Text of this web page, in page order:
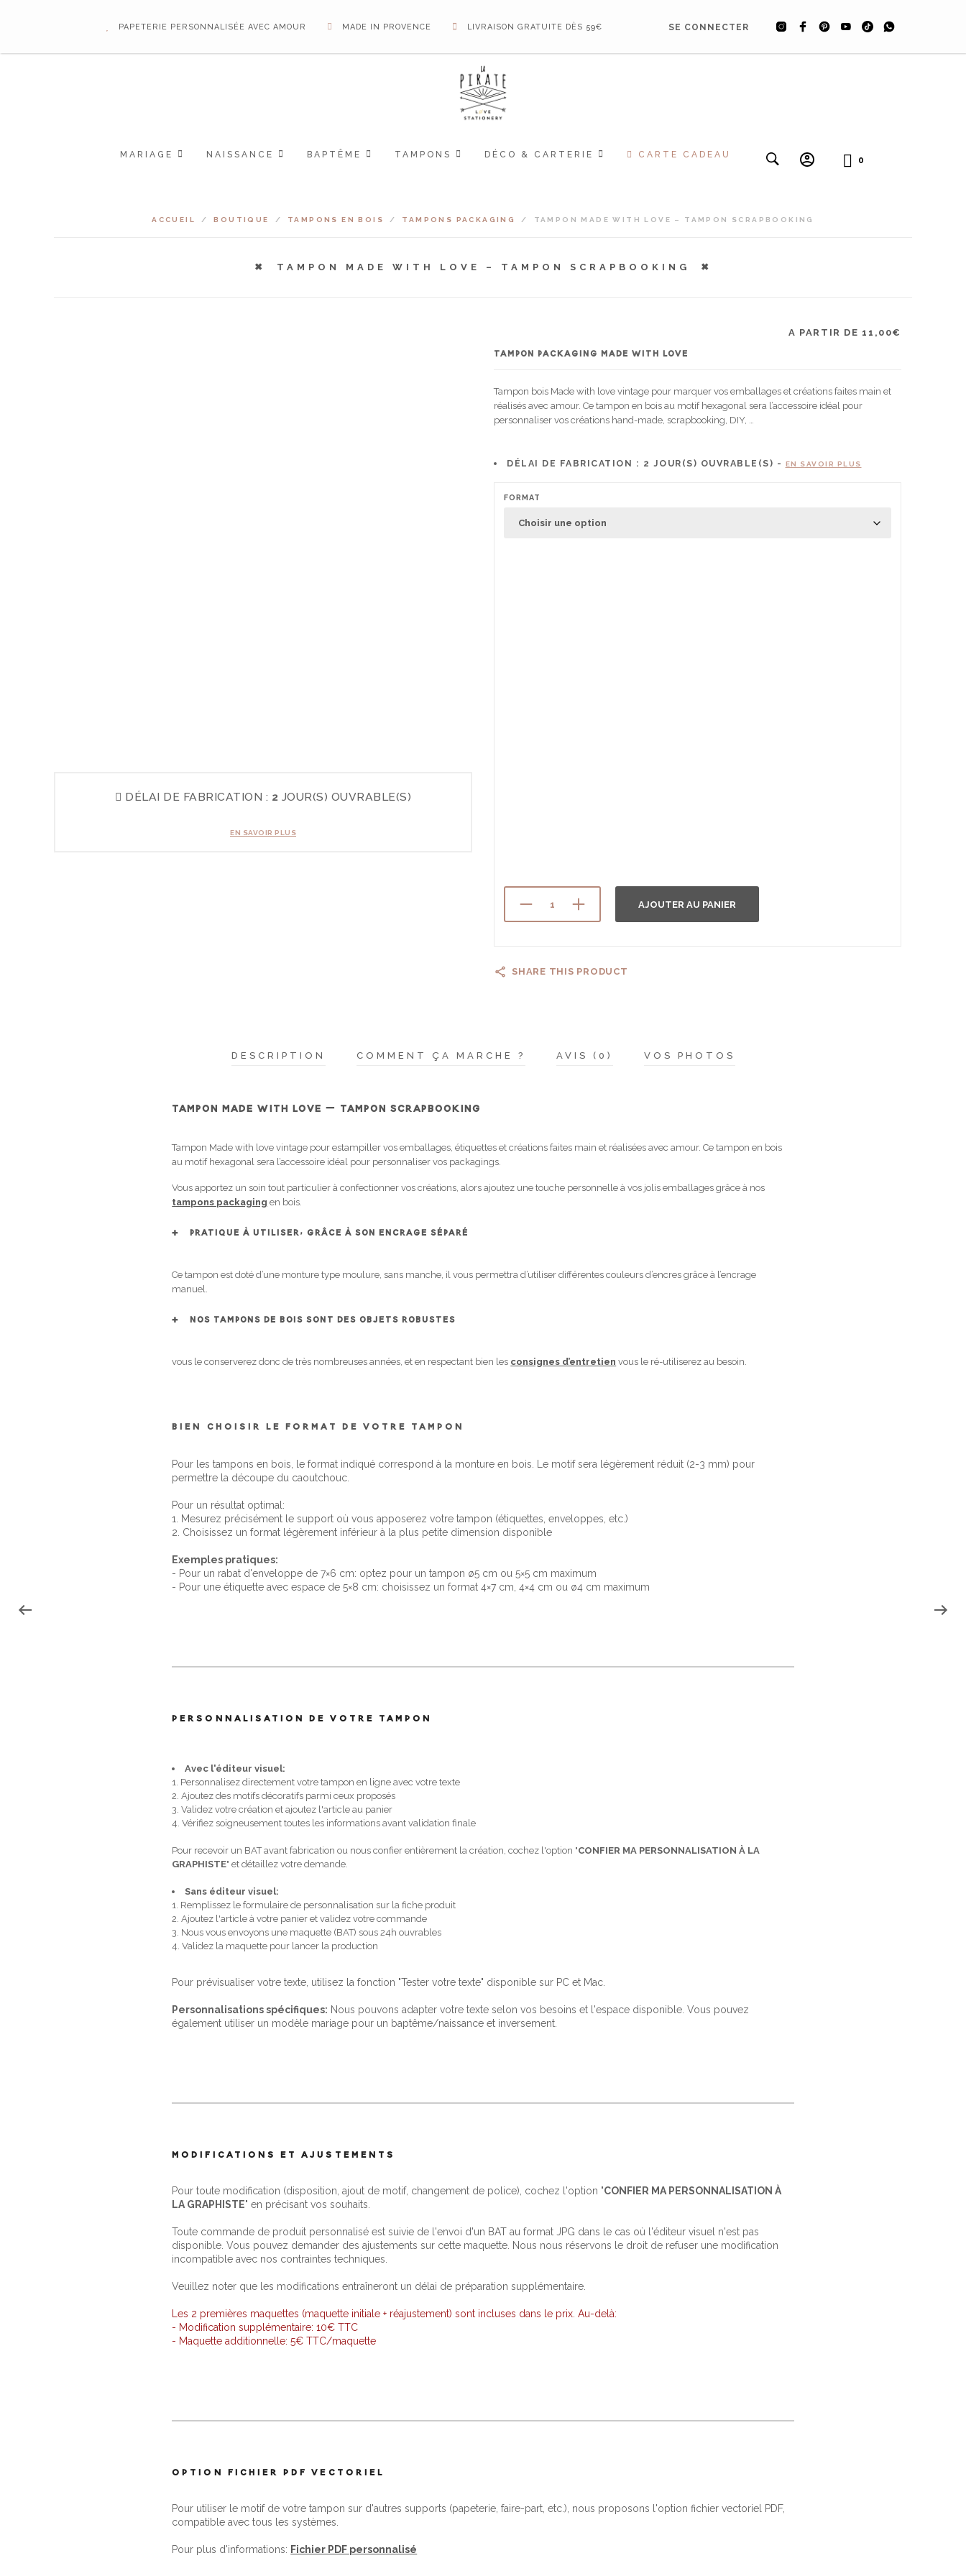
PAPETERIE PERSONNALISÉE AVEC AMOUR MADE IN PROVENCE LIVRAISON GRATUITE DÈS 59€ SE CONNECTER
MARIAGE NAISSANCE BAPTÊME TAMPONS DÉCO & CARTERIE CARTE CADEAU
0
ACCUEIL / BOUTIQUE / TAMPONS EN BOIS / TAMPONS PACKAGING / TAMPON MADE WITH LOVE – TAMPON SCRAPBOOKING
TAMPON MADE WITH LOVE – TAMPON SCRAPBOOKING
DÉLAI DE FABRICATION : 2 JOUR(S) OUVRABLE(S)
EN SAVOIR PLUS
A PARTIR DE 11,00€
TAMPON PACKAGING MADE WITH LOVE
Tampon bois Made with love vintage pour marquer vos emballages et créations faites main et
réalisés avec amour. Ce tampon en bois au motif hexagonal sera l’accessoire idéal pour
personnaliser vos créations hand-made, scrapbooking, DIY, …
DÉLAI DE FABRICATION : 2 JOUR(S) OUVRABLE(S) - EN SAVOIR PLUS
FORMAT
AJOUTER AU PANIER
SHARE THIS PRODUCT
DESCRIPTION COMMENT ÇA MARCHE ? AVIS (0) VOS PHOTOS
TAMPON MADE WITH LOVE – TAMPON SCRAPBOOKING
Tampon Made with love vintage pour estampiller vos emballages, étiquettes et créations faites main et réalisées avec amour. Ce tampon en bois
au motif hexagonal sera l’accessoire idéal pour personnaliser vos packagings.
Vous apportez un soin tout particulier à confectionner vos créations, alors ajoutez une touche personnelle à vos jolis emballages grâce à nos
tampons packaging en bois.
PRATIQUE À UTILISER, GRÂCE À SON ENCRAGE SÉPARÉ
Ce tampon est doté d’une monture type moulure, sans manche, il vous permettra d’utiliser différentes couleurs d’encres grâce à l’encrage
manuel.
NOS TAMPONS DE BOIS SONT DES OBJETS ROBUSTES
vous le conserverez donc de très nombreuses années, et en respectant bien les consignes d’entretien vous le ré-utiliserez au besoin.
BIEN CHOISIR LE FORMAT DE VOTRE TAMPON
Pour les tampons en bois, le format indiqué correspond à la monture en bois. Le motif sera légèrement réduit (2-3 mm) pour
permettre la découpe du caoutchouc.
Pour un résultat optimal:
1. Mesurez précisément le support où vous apposerez votre tampon (étiquettes, enveloppes, etc.)
2. Choisissez un format légèrement inférieur à la plus petite dimension disponible
Exemples pratiques:
- Pour un rabat d'enveloppe de 7×6 cm: optez pour un tampon ø5 cm ou 5×5 cm maximum
- Pour une étiquette avec espace de 5×8 cm: choisissez un format 4×7 cm, 4×4 cm ou ø4 cm maximum
PERSONNALISATION DE VOTRE TAMPON
Avec l'éditeur visuel:
1. Personnalisez directement votre tampon en ligne avec votre texte
2. Ajoutez des motifs décoratifs parmi ceux proposés
3. Validez votre création et ajoutez l'article au panier
4. Vérifiez soigneusement toutes les informations avant validation finale
Pour recevoir un BAT avant fabrication ou nous confier entièrement la création, cochez l'option "CONFIER MA PERSONNALISATION À LA
GRAPHISTE" et détaillez votre demande.
Sans éditeur visuel:
1. Remplissez le formulaire de personnalisation sur la fiche produit
2. Ajoutez l'article à votre panier et validez votre commande
3. Nous vous envoyons une maquette (BAT) sous 24h ouvrables
4. Validez la maquette pour lancer la production
Pour prévisualiser votre texte, utilisez la fonction "Tester votre texte" disponible sur PC et Mac.
Personnalisations spécifiques: Nous pouvons adapter votre texte selon vos besoins et l'espace disponible. Vous pouvez
également utiliser un modèle mariage pour un baptême/naissance et inversement.
MODIFICATIONS ET AJUSTEMENTS
Pour toute modification (disposition, ajout de motif, changement de police), cochez l'option "CONFIER MA PERSONNALISATION À
LA GRAPHISTE" en précisant vos souhaits.
Toute commande de produit personnalisé est suivie de l'envoi d'un BAT au format JPG dans le cas où l'éditeur visuel n'est pas
disponible. Vous pouvez demander des ajustements sur cette maquette. Nous nous réservons le droit de refuser une modification
incompatible avec nos contraintes techniques.
Veuillez noter que les modifications entraîneront un délai de préparation supplémentaire.
Les 2 premières maquettes (maquette initiale + réajustement) sont incluses dans le prix. Au-delà:
- Modification supplémentaire: 10€ TTC
- Maquette additionnelle: 5€ TTC/maquette
OPTION FICHIER PDF VECTORIEL
Pour utiliser le motif de votre tampon sur d'autres supports (papeterie, faire-part, etc.), nous proposons l'option fichier vectoriel PDF,
compatible avec tous les systèmes.
Pour plus d'informations: Fichier PDF personnalisé